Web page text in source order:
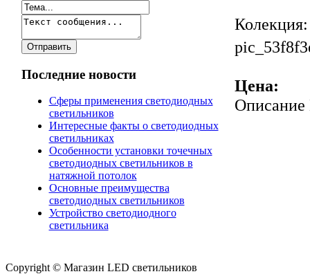
Последние новости
Сферы применения светодиодных
светильников
Интересные факты о светодиодных
светильниках
Особенности установки точечных
светодиодных светильников в
натяжной потолок
Основные преимущества
светодиодных светильников
Устройство светодиодного
светильника
Цена:
Описание
Copyright © Магазин LED светильников